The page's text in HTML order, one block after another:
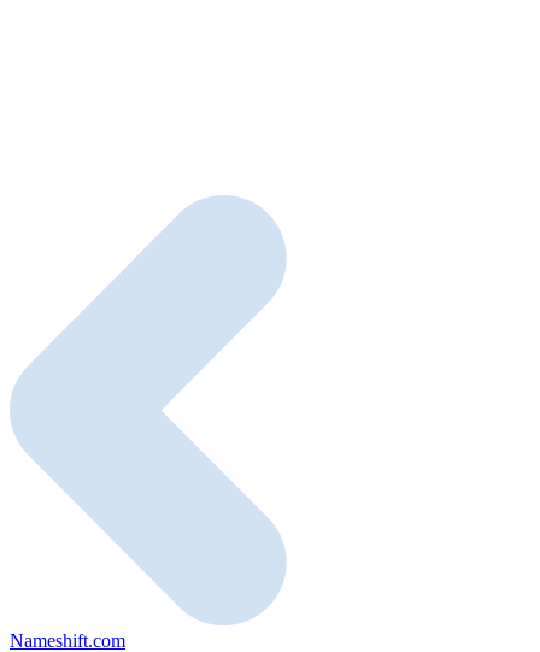
Nameshift.com